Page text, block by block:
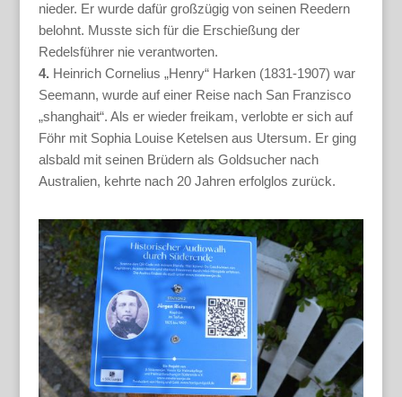
nieder. Er wurde dafür großzügig von seinen Reedern
belohnt. Musste sich für die Erschießung der
Redelsführer nie verantworten.
4. Heinrich Cornelius „Henry“ Harken (1831-1907) war
Seemann, wurde auf einer Reise nach San Franzisco
„shanghait“. Als er wieder freikam, verlobte er sich auf
Föhr mit Sophia Louise Ketelsen aus Utersum. Er ging
alsbald mit seinen Brüdern als Goldsucher nach
Australien, kehrte nach 20 Jahren erfolglos zurück.